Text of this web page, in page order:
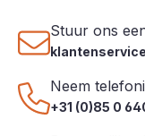
Stuur ons
Neem
+31 (0)85 0